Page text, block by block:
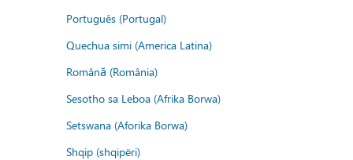
Português (Portugal)
Quechua simi (America Latina)
Română (România)
Sesotho sa Leboa (Afrika Borwa)
Setswana (Aforika Borwa)
Shqip (shqipëri)